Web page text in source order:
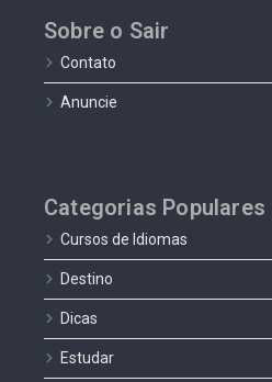
Sobre o Sair
Contato
Anuncie
Categorias Populares
Cursos de Idiomas
Destino
Dicas
Estudar